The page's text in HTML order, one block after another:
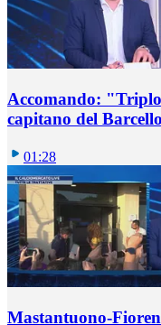
Accomando:
capitano del
01:28
Mastantuono-